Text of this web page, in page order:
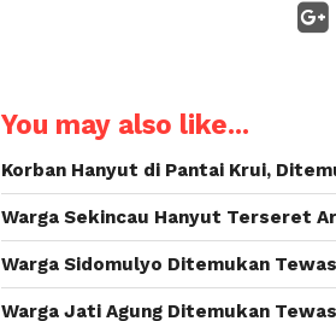
You may also like...
Korban Hanyut di Pantai Krui,
Warga Sekincau Hanyut Terseret
Warga Sidomulyo Ditemukan
Warga Jati Agung Ditemukan